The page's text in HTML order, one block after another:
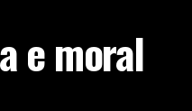
e moral